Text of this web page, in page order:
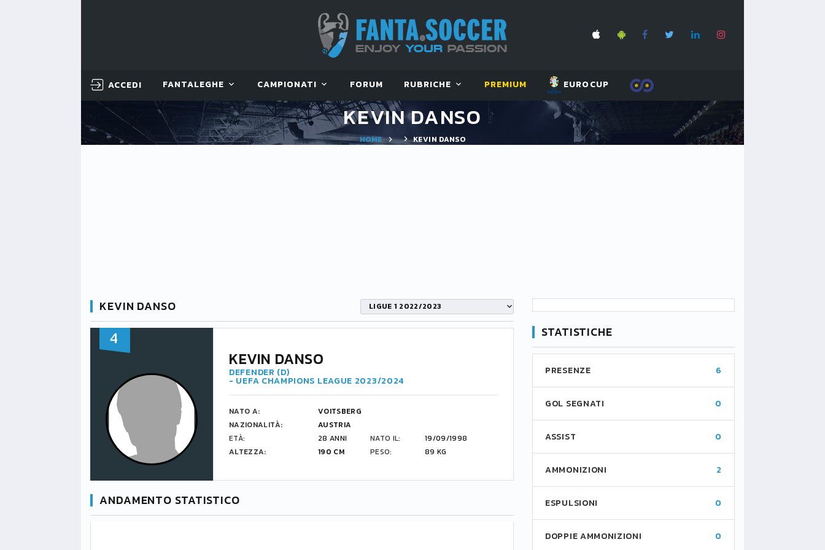
ACCEDI FANTALEGHE CAMPIONATI FORUM RUBRICHE PREMIUM EUROCUP
KEVIN DANSO
HOME KEVIN DANSO
KEVIN DANSO LIGUE 1 2022/2023
4
KEVIN DANSO
DEFENDER (D)
- UEFA CHAMPIONS LEAGUE 2023/2024
NATO A:
VOITSBERG
NAZIONALITÀ:
AUSTRIA
ETÀ:
28 ANNI NATO IL:
19/09/1998
ALTEZZA:
190 CM PESO: 89 KG
ANDAMENTO STATISTICO
STATISTICHE
PRESENZE 6
GOL SEGNATI 0
ASSIST 0
AMMONIZIONI 2
ESPULSIONI 0
DOPPIE AMMONIZIONI 0